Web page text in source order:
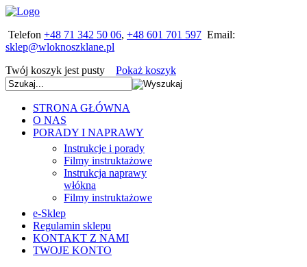
Telefon +48 71 342 50 06, +48 601 701 597 Email:
Twój koszyk jest pusty Pokaż koszyk
STRONA GŁÓWNA
O NAS
PORADY I NAPRAWY
Instrukcje i porady
Filmy instruktażowe
Instrukcja naprawy
włókna
Filmy instruktażowe
e-Sklep
Regulamin sklepu
KONTAKT Z NAMI
TWOJE KONTO